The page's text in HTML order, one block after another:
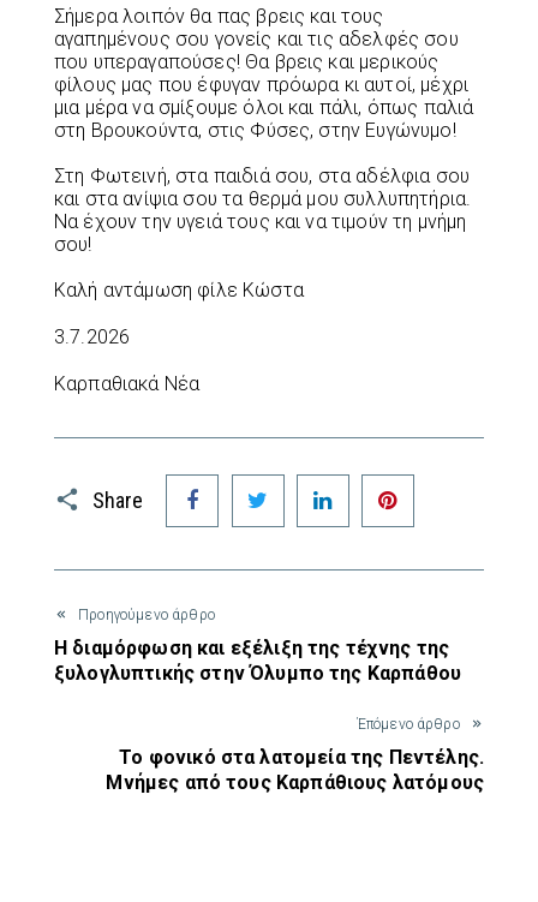
Σήμερα λοιπόν θα πας βρεις και τους
αγαπημένους σου γονείς και τις αδελφές σου
που υπεραγαπούσες! Θα βρεις και μερικούς
φίλους μας που έφυγαν πρόωρα κι αυτοί, μέχρι
μια μέρα να σμίξουμε όλοι και πάλι, όπως παλιά
στη Βρουκούντα, στις Φύσες, στην Ευγώνυμο!
Στη Φωτεινή, στα παιδιά σου, στα αδέλφια σου
και στα ανίψια σου τα θερμά μου συλλυπητήρια.
Να έχουν την υγειά τους και να τιμούν τη μνήμη
σου!
Καλή αντάμωση φίλε Κώστα
3.7.2026
Καρπαθιακά Νέα
Share
Facebook Twitter LinkedIn
Προηγούμενο άρθρο
Η διαμόρφωση και εξέλιξη της τέχνης της
ξυλογλυπτικής στην Όλυμπο της Καρπάθου
Έπόμενο άρθρο
Το φονικό στα λατομεία της Πεντέλης.
Μνήμες από τους Καρπάθιους λατόμους